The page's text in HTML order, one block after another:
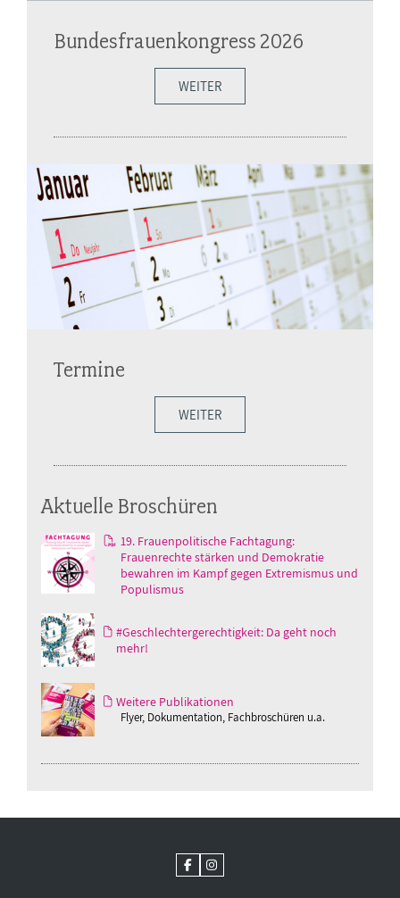
Bundesfrauenkongress 2026
WEITER
Termine
WEITER
Aktuelle Broschüren
19. Frauenpolitische Fachtagung:
Frauenrechte stärken und Demokratie
bewahren im Kampf gegen Extremismus und
Populismus
#Geschlechtergerechtigkeit: Da geht noch
mehr!
Weitere Publikationen
Flyer, Dokumentation, Fachbroschüren u.a.